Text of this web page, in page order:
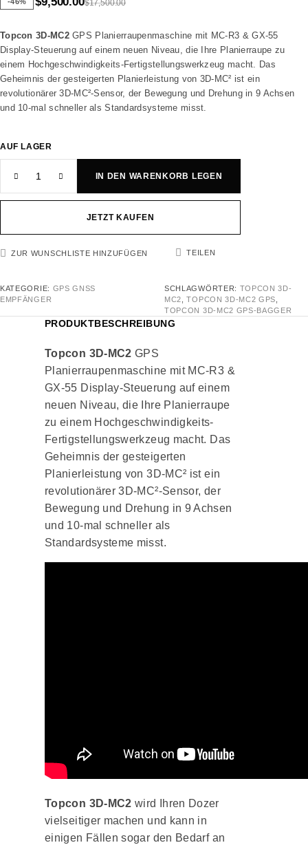
$17,500.00
Topcon 3D-MC2GPS Planierraupenmaschine mit MC-R3 & GX-55
Display-Steuerung auf einem neuen Niveau, die Ihre Planierraupe zu
einem Hochgeschwindigkeits-Fertigstellungswerkzeug macht. Das
Geheimnis der gesteigerten Planierleistung von 3D-MC² ist ein
revolutionärer 3D-MC²-Sensor, der Bewegung und Drehung in 9 Achsen
und 10-mal schneller als Standardsysteme misst.
AUF LAGER
IN DEN WARENKORB LEGEN
JETZT KAUFEN
ZUR WUNSCHLISTE HINZUFÜGEN TEILEN
KATEGORIE: GPS GNSS
EMPFÄNGER
SCHLAGWÖRTER: TOPCON 3D-
MC2 ,TOPCON 3D-MC2 GPS
TOPCON 3D-MC2 GPS-BAGGER
PRODUKTBESCHREIBUNG
Topcon 3D-MC2 GPS
Planierraupenmaschine mit MC-R3 &
GX-55 Display-Steuerung auf einem
neuen Niveau, die Ihre Planierraupe
zu einem Hochgeschwindigkeits-
Fertigstellungswerkzeug macht. Das
Geheimnis der gesteigerten
Planierleistung von 3D-MC² ist ein
revolutionärer 3D-MC²-Sensor, der
Bewegung und Drehung in 9 Achsen
und 10-mal schneller als
Standardsysteme misst.
Topcon 3D-MC2 wird Ihren Dozer
vielseitiger machen und kann in
einigen Fällen sogar den Bedarf an